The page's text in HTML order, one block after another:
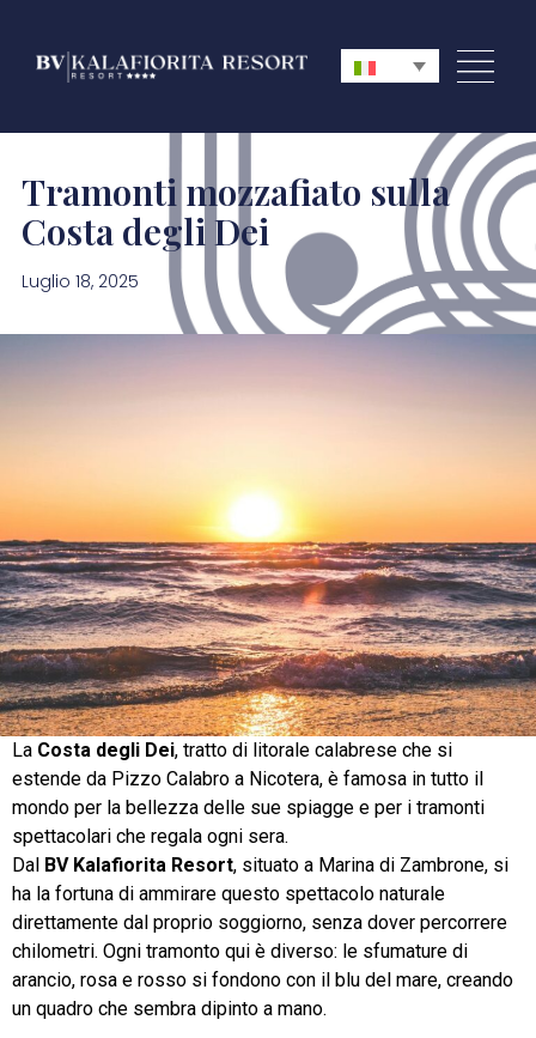
Tramonti mozzafiato sulla
Costa degli Dei
Luglio 18, 2025
La Costa degli Dei, tratto di litorale calabrese che si
estende da Pizzo Calabro a Nicotera, è famosa in tutto il
mondo per la bellezza delle sue spiagge e per i tramonti
spettacolari che regala ogni sera.
Dal BV Kalafiorita Resort, situato a Marina di Zambrone, si
ha la fortuna di ammirare questo spettacolo naturale
direttamente dal proprio soggiorno, senza dover percorrere
chilometri. Ogni tramonto qui è diverso: le sfumature di
arancio, rosa e rosso si fondono con il blu del mare, creando
un quadro che sembra dipinto a mano.